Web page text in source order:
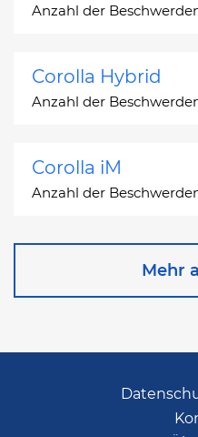
Anzahl der
Corolla Hybrid
Anzahl der
Corolla iM
Anzahl der
Corona Station
Mehr